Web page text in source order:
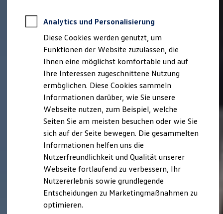
ProfiPartner für Gebrauchtwagen
Finanzierung
Für Privatkunden
Für Gewerbekunden
Leasing
Für Privatkunden
Für Gewerbekunden
Versicherungen & Garantien
Garantien
Kfz-Versicherung für Nutzfahrzeuge
Restschuldversicherung
Wartungsverträge
Besitzer & Service
Reparatur & Service
Sommer-Special
Reparatur, Pflege & Inspektion
Servicetermin anfragen
Service-Vorteile bei Volkswagen Nutzfahrzeuge
ServicePlus
Economy Service
Räder & Reifen Service
Analytics und Personalisierung
Diese Cookies werden genutzt, um
Funktionen der Website zuzulassen, die
Ihnen eine möglichst komfortable und auf
Ihre Interessen zugeschnittene Nutzung
ermöglichen. Diese Cookies sammeln
Informationen darüber, wie Sie unsere
Webseite nutzen, zum Beispiel, welche
Seiten Sie am meisten besuchen oder wie Sie
sich auf der Seite bewegen. Die gesammelten
Informationen helfen uns die
Nutzerfreundlichkeit und Qualität unserer
Webseite fortlaufend zu verbessern, Ihr
Nutzererlebnis sowie grundlegende
Entscheidungen zu Marketingmaßnahmen zu
optimieren.